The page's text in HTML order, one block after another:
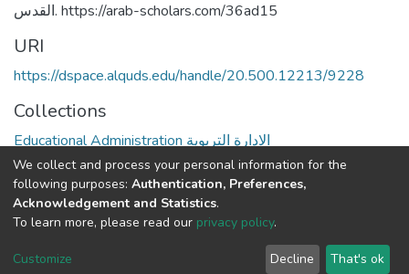
القدس. https://arab-scholars.com/36ad15
URI
https://dspace.alquds.edu/handle/20.500.12213/9228
Collections
Educational Administration الادارة التربوية
Full item page
Cookie
End User
Send
We collect and process your personal information for the
following purposes: Authentication, Preferences,
Acknowledgement and Statistics.
To learn more, please read our privacy policy.
Customize Decline That's ok